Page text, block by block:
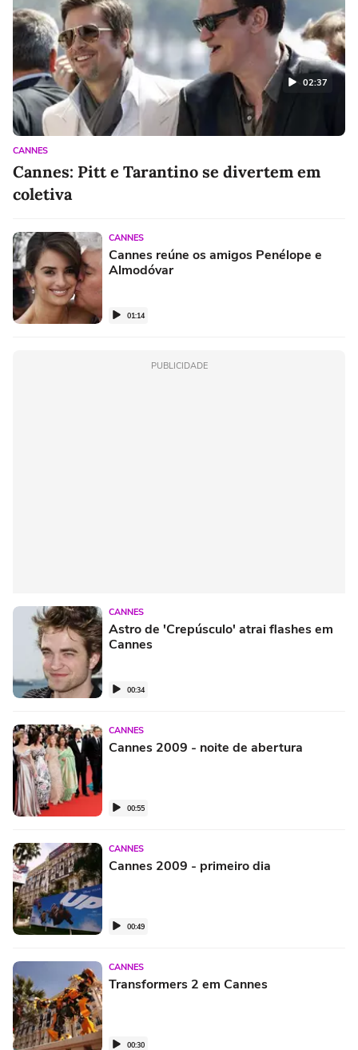
CANNES
Cannes: Pitt e Tarantino se divertem em
coletiva
02:37
CANNES
Cannes reúne os amigos Penélope e
Almodóvar
01:14
PUBLICIDADE
CANNES
Astro de 'Crepúsculo' atrai flashes em
Cannes
00:34
CANNES
Cannes 2009 - noite de abertura
00:55
CANNES
Cannes 2009 - primeiro dia
00:49
CANNES
Transformers 2 em Cannes
00:30